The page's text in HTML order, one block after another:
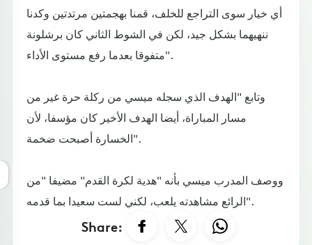
أي خيار سوى التراجع للخلف، قمنا بهجمتين مرتدتين وكدنا
ننهيهما بشكل جيد، لكن في الشوط الثاني كان برشلونة
متفوقا بعدما رفع مستوى الأداء".
وتابع "الهدف الذي سجله ميسي من ركلة حرة غير من
مسار المباراة، أيضا الهدف الأخير كان مؤسفا، لأن
الخسارة أصبحت ضخمة".
ووصف المدرب ميسي بأنه "هدية لكرة القدم" مضيفا "من
الرائع مشاهدته يلعب، لكني لست سعيدا بما قدمه".
Share: